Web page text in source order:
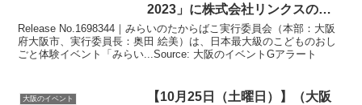
2023」に株式会社リンクスの出
展 …
Release No.1698344｜みらいのたからばこ実行委員会（本部：大阪
府大阪市、実行委員長：奥田 絵美）は、日本最大級のこどものおし
ごと体験イベント「みらい...Source: 大阪のイベントGアラート
大阪のイベント 【10月25日（土曜日）】（大阪